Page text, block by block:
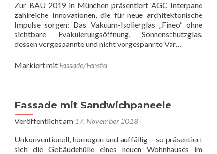
Zur BAU 2019 in München präsentiert AGC Interpane
zahlreiche Innovationen, die für neue architektonische
Impulse sorgen: Das Vakuum-Isolierglas „Fineo“ ohne
sichtbare Evakuierungsöffnung, Sonnenschutzglas,
dessen vorgespannte und nicht vorgespannte Var…
Markiert mit Fassade/Fenster
Fassade mit Sandwichpaneele
Veröffentlicht am 17. November 2018
Unkonventionell, homogen und auffällig – so präsentiert
sich die Gebäudehülle eines neuen Wohnhauses im